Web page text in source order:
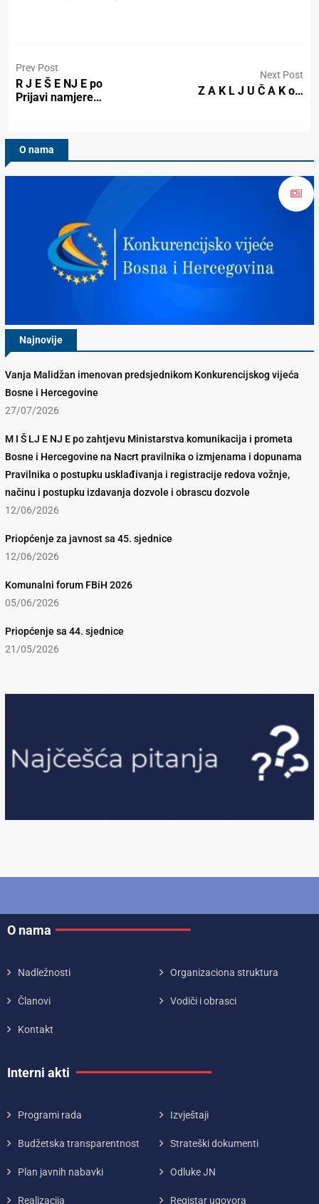
Prev Post
R J E Š E NJ E po
Prijavi namjere…
Next Post
Z A K L J U Č A K o…
O nama
Najnovije
Vanja Malidžan imenovan predsjednikom Konkurencijskog vijeća
Bosne i Hercegovine
27/07/2026
M I Š LJ E NJ E po zahtjevu Ministarstva komunikacija i prometa
Bosne i Hercegovine na Nacrt pravilnika o izmjenama i dopunama
Pravilnika o postupku usklađivanja i registracije redova vožnje,
načinu i postupku izdavanja dozvole i obrascu dozvole
12/06/2026
Priopćenje za javnost sa 45. sjednice
12/06/2026
Komunalni forum FBiH 2026
05/06/2026
Priopćenje sa 44. sjednice
21/05/2026
O nama
Nadležnosti Organizaciona struktura
Članovi Vodiči i obrasci
Kontakt
Interni akti
Programi rada Izvještaji
Budžetska transparentnost Strateški dokumenti
Plan javnih nabavki Odluke JN
Realizacija Registar ugovora